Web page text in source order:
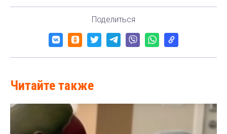
Поделиться
Читайте также